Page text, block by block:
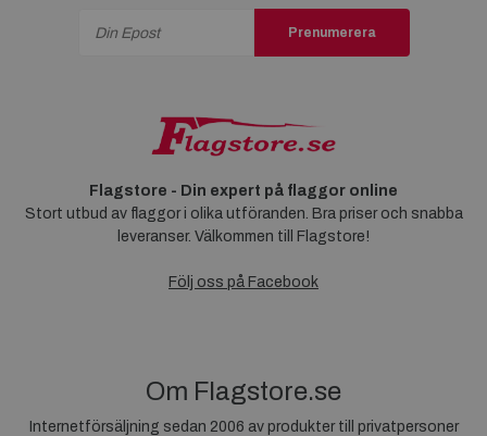
Prenumerera
Flagstore - Din expert på flaggor online
Stort utbud av flaggor i olika utföranden. Bra priser och snabba
leveranser. Välkommen till Flagstore!
Följ oss på Facebook
Om Flagstore.se
Internetförsäljning sedan 2006 av produkter till privatpersoner